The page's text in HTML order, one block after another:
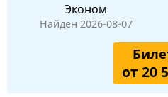
Эконом
Найден 2026-08-07
от 20